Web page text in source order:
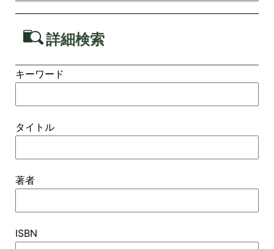
詳細検索
キーワード
タイトル
著者
ISBN